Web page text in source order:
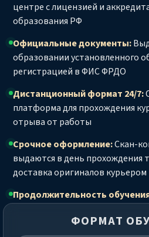
центре с лицензией и
образования РФ
Официальные документы:
образовании установленного
регистрацией в ФИС ФРДО
Дистанционный формат 24/7:
платформа для прохождения
отрыва от работы
Срочное оформление:Скан-
выдаются в день прохождения
доставка оригиналов курьером
Продолжительность
ФОРМАТ